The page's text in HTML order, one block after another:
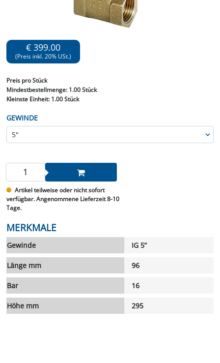
€ 399.00
(Preis inkl. 20% USt.)
Preis pro Stück
Mindestbestellmenge: 1.00 Stück
Kleinste Einheit:1.00 Stück
GEWINDE
Artikel teilweise oder nicht sofort
verfügbar. Angenommene Lieferzeit 8-10
Tage.
MERKMALE
Gewinde IG 5”
Länge mm 96
Bar 16
Höhe mm 295